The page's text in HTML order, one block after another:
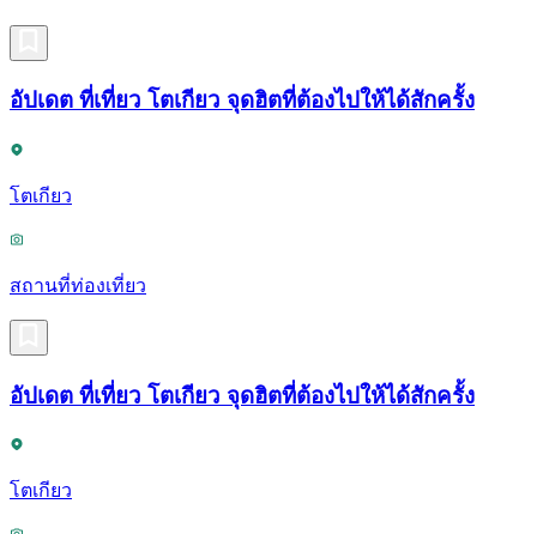
อัปเดต ที่เที่ยว โตเกียว จุดฮิตที่ต้องไปให้ได้สักครั้ง
โตเกียว
สถานที่ท่องเที่ยว
อัปเดต ที่เที่ยว โตเกียว จุดฮิตที่ต้องไปให้ได้สักครั้ง
โตเกียว